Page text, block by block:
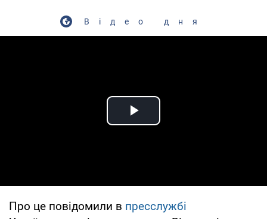
Відео дня
Play Video
Про це повідомили в пресслужбі